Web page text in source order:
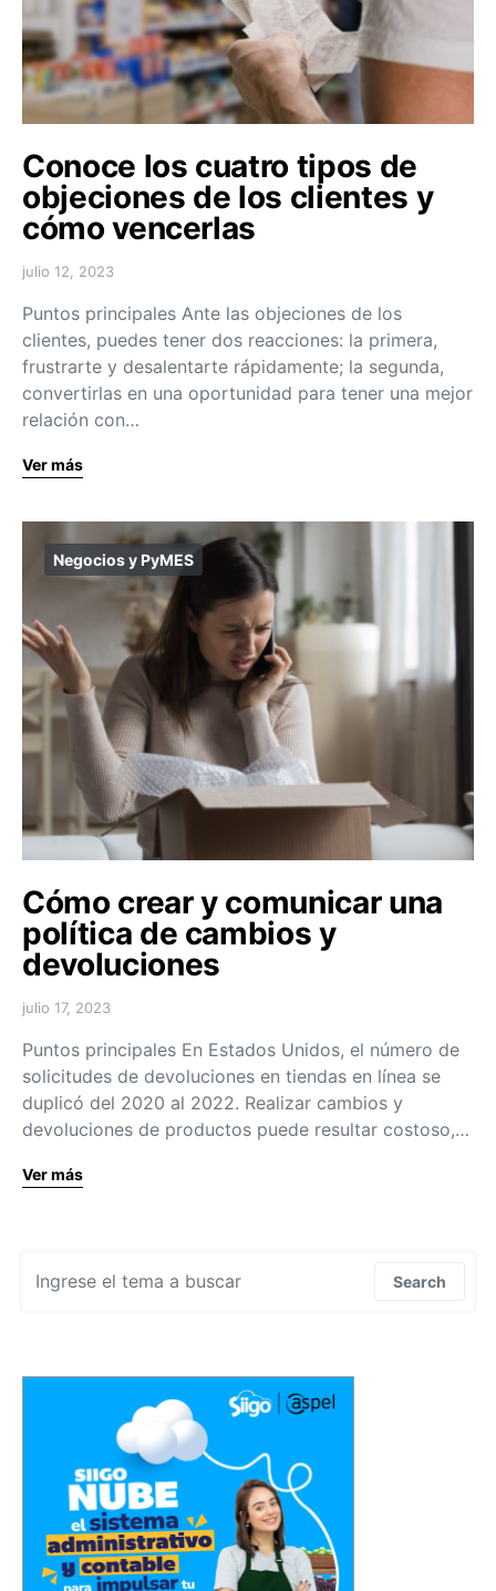
Conoce los cuatro tipos de
objeciones de los clientes y
cómo vencerlas
julio 12, 2023
Puntos principales Ante las objeciones de los
clientes, puedes tener dos reacciones: la primera,
frustrarte y desalentarte rápidamente; la segunda,
convertirlas en una oportunidad para tener una mejor
relación con…
Ver más
Negocios y PyMES
Cómo crear y comunicar una
política de cambios y
devoluciones
julio 17, 2023
Puntos principales En Estados Unidos, el número de
solicitudes de devoluciones en tiendas en línea se
duplicó del 2020 al 2022. Realizar cambios y
devoluciones de productos puede resultar costoso,…
Ver más
Search